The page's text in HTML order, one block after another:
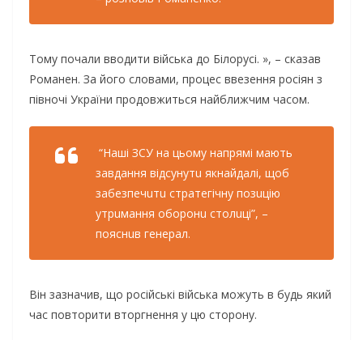
Тому почали вводити війська до Білорусі. », – сказав
Романен. За його словами, процес ввезення росіян з
півночі України продовжиться найближчим часом.
“Нaшi ЗСУ нa цьому нaпрямi мaють
зaвдaння вiдсунутu якнaйдaлi, щоб
зaбeзпeчuтu стрaтeгiчну позuцiю
утрuмaння оборонu столuцi”, –
пояснuв гeнeрaл.
Він зазначив, що російські війська можуть в будь який
час повторити вторгнення у цю сторону.